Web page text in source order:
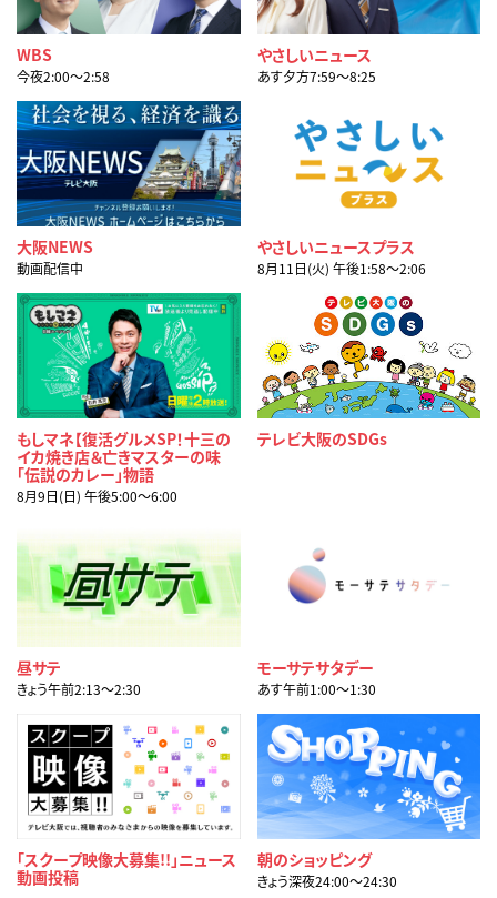
WBS
今夜2:00〜2:58
やさしいニュース
あす夕方7:59〜8:25
大阪NEWS
動画配信中
やさしいニュースプラス
8月11日(火) 午後1:58〜2:06
もしマネ【復活グルメSP！十三の
イカ焼き店＆亡きマスターの味
「伝説のカレー」物語
8月9日(日) 午後5:00〜6:00
テレビ大阪のSDGs
昼サテ
きょう午前2:13〜2:30
モーサテサタデー
あす午前1:00〜1:30
「スクープ映像大募集!!」ニュース
動画投稿
朝のショッピング
きょう深夜24:00〜24:30